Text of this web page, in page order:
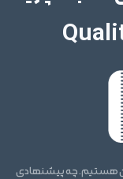
هستیم. چه پیشنهادی